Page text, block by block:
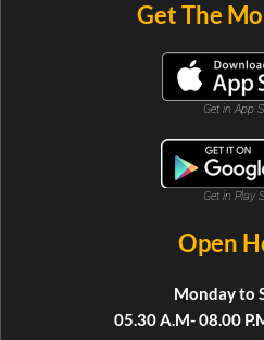
Get The
Get in App
Get in Play
Open
Monday to
05.30 A.M- 08.00